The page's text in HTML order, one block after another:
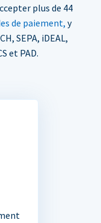
plus de 44
de paiement, y
SEPA, iDEAL,
et PAD.